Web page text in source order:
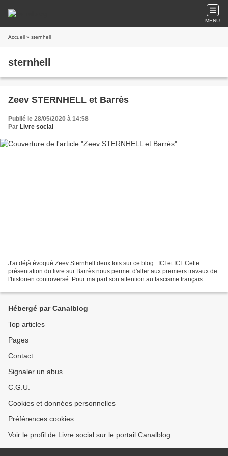
MENU
Accueil » sternhell
sternhell
Zeev STERNHELL et Barrès
Publié le 28/05/2020 à 14:58
Par Livre social
J'ai déjà évoqué Zeev Sternhell deux fois sur ce blog : ICI et ICI. Cette
présentation du livre sur Barrès nous permet d'aller aux premiers travaux de
l'historien controversé. Pour ma part son attention au fascisme français
Hébergé par Canalblog
Top articles
Pages
Contact
Signaler un abus
C.G.U.
Cookies et données personnelles
Préférences cookies
Voir le profil de Livre social sur le portail Canalblog